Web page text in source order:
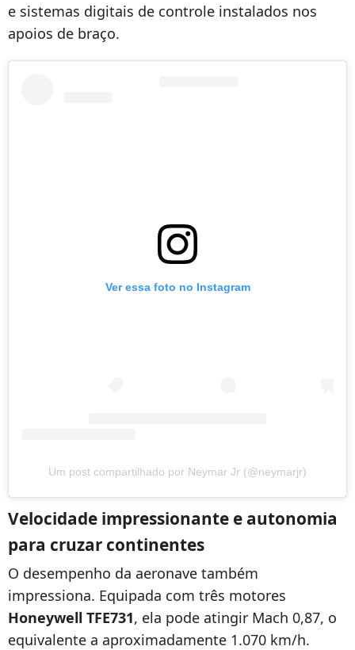
e sistemas digitais de controle instalados nos
apoios de braço.
Ver essa foto no Instagram
Um post compartilhado por Neymar Jr (@neymarjr)
Velocidade impressionante e autonomia
para cruzar continentes
O desempenho da aeronave também
impressiona. Equipada com três motores
Honeywell TFE731, ela pode atingir Mach 0,87, o
equivalente a aproximadamente 1.070 km/h.